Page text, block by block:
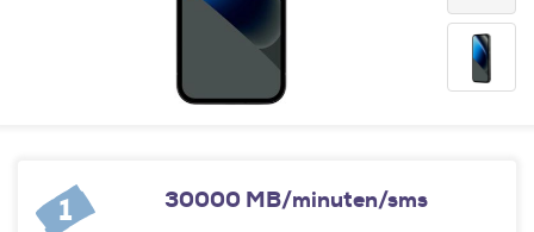
1 30000 MB/minuten/sms